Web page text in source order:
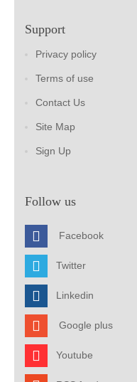
Support
Privacy policy
Terms of use
Contact Us
Site Map
Sign Up
Follow us
Facebook
Twitter
Linkedin
Google plus
Youtube